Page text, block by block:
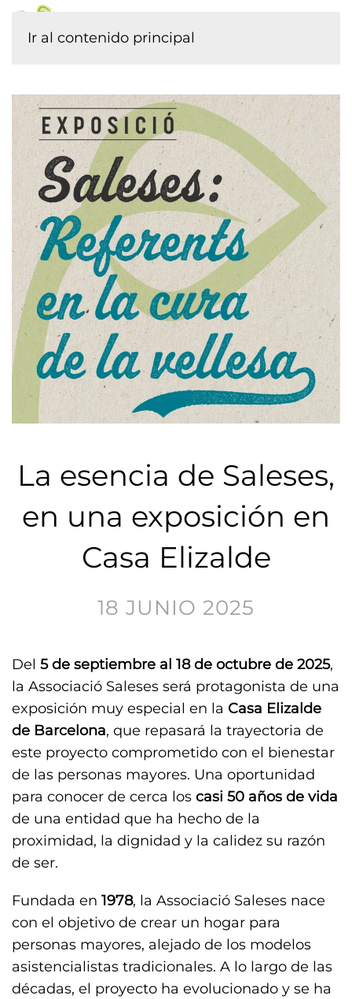
Ir al contenido principal
La esencia de Saleses,
en una exposición en
Casa Elizalde
18 JUNIO 2025
Del 5 de septiembre al 18 de octubre de 2025,
la Associació Saleses será protagonista de una
exposición muy especial en la Casa Elizalde
de Barcelona, que repasará la trayectoria de
este proyecto comprometido con el bienestar
de las personas mayores. Una oportunidad
para conocer de cerca los casi 50 años de vida
de una entidad que ha hecho de la
proximidad, la dignidad y la calidez su razón
de ser.
Fundada en 1978, la Associació Saleses nace
con el objetivo de crear un hogar para
personas mayores, alejado de los modelos
asistencialistas tradicionales. A lo largo de las
décadas, el proyecto ha evolucionado y se ha